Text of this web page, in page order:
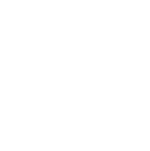
af
kan ventilerne
der er brug for dem – uanset
golfbaner, sportsanlæg og
denne teknologi på